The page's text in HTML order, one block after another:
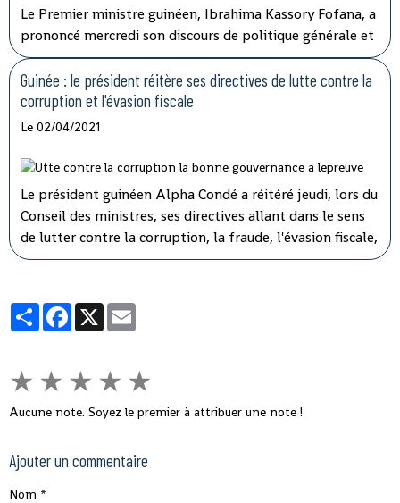
Le Premier ministre guinéen, Ibrahima Kassory Fofana, a
prononcé mercredi son discours de politique générale et
d'orientation devant les 108 députés présents sur les 114
que compte l'hémicycle guinéen.
Guinée : le président réitère ses directives de lutte contre la
corruption et l'évasion fiscale
Le 02/04/2021
Le président guinéen Alpha Condé a réitéré jeudi, lors du
Conseil des ministres, ses directives allant dans le sens
de lutter contre la corruption, la fraude, l'évasion fiscale,
le népotisme, le laisser-aller et tous ces fléaux qui
développement rapide de son pays.
PartagerFacebook
X
★ ★ ★ ★ ★
Aucune note. Soyez le premier à attribuer une note !
Ajouter un commentaire
Nom